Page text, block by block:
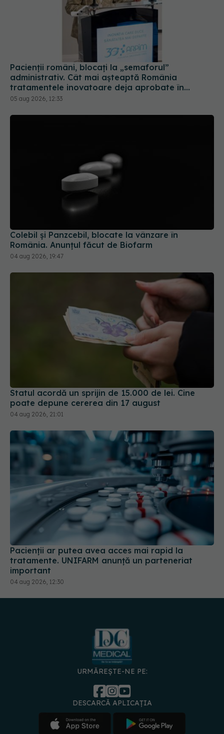
Pacienții români, blocați la „semaforul”
administrativ. Cât mai așteaptă România
tratamentele inovatoare deja aprobate în
Europa
05 aug 2026, 12:33
Colebil și Panzcebil, blocate la vânzare în
România. Anunțul făcut de Biofarm
04 aug 2026, 19:47
Statul acordă un sprijin de 15.000 de lei. Cine
poate depune cererea din 17 august
04 aug 2026, 21:01
Pacienții ar putea avea acces mai rapid la
tratamente. UNIFARM anunță un parteneriat
important
04 aug 2026, 12:30
URMĂREȘTE-NE PE:
DESCARCĂ APLICAȚIA